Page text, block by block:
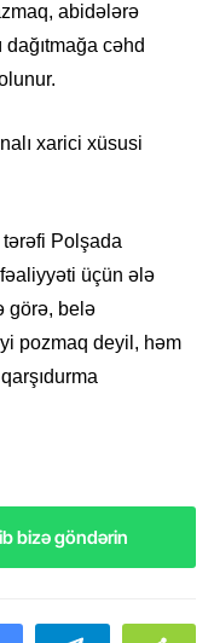
abidələrə
cəhd
xarici xüsusi
Polşada
üçün ələ
görə, belə
pozmaq deyil, həm
bizə göndərin